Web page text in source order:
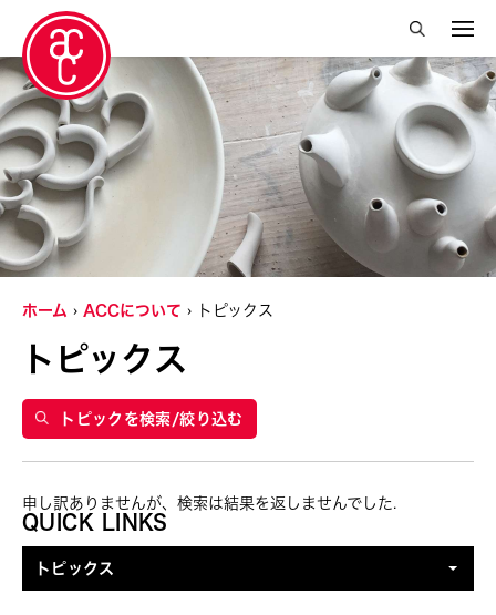
絞り込み検索を閉じる
グランティ
Abby Robinson
Charles Reinhart
Crossing Borders Music
Elise Thoron
Shuji Takashina
トピックを絞り込む
QUICK LINKS
トピックス
ホーム ACCについて トピックス
トピックス
トピックを検索/絞り込む
申し訳ありませんが、検索は結果を返しませんでした.